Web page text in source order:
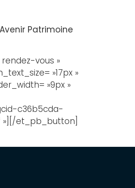
Patrimoine
vous »
»17px »
»9px »
c36b5cda-
»][/et_pb_button]